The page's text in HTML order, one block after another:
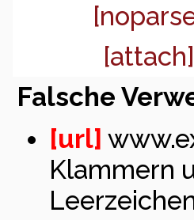
[attach]
Falsche
[url]
Klammern